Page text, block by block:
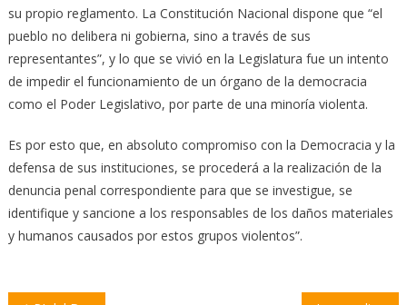
su propio reglamento. La Constitución Nacional dispone que “el
pueblo no delibera ni gobierna, sino a través de sus
representantes”, y lo que se vivió en la Legislatura fue un intento
de impedir el funcionamiento de un órgano de la democracia
como el Poder Legislativo, por parte de una minoría violenta.
Es por esto que, en absoluto compromiso con la Democracia y la
defensa de sus instituciones, se procederá a la realización de la
denuncia penal correspondiente para que se investigue, se
identifique y sancione a los responsables de los daños materiales
y humanos causados por estos grupos violentos”.